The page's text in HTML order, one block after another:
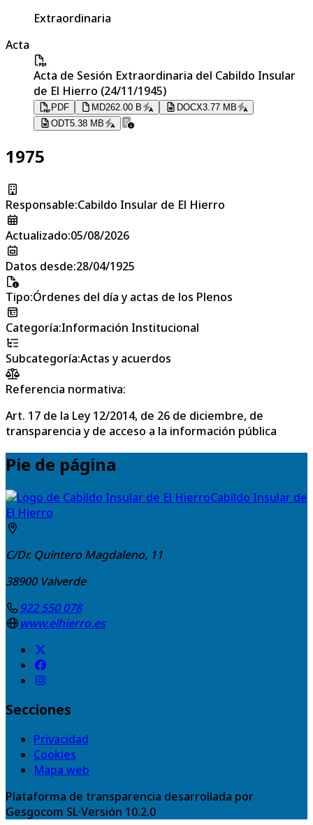
Extraordinaria
Acta
Acta de Sesión Extraordinaria del Cabildo Insular
de El Hierro (24/11/1945)
PDF MD262.00 B DOCX3.77 MB
ODT5.38 MB
1975
Responsable:Cabildo Insular de El Hierro
Actualizado:05/08/2026
Datos desde:28/04/1925
Tipo:Órdenes del día y actas de los Plenos
Categoría:Información Institucional
Subcategoría:Actas y acuerdos
Referencia normativa:
Art. 17 de la Ley 12/2014, de 26 de diciembre, de
transparencia y de acceso a la información pública
Pie de página
Cabildo Insular de
El Hierro
C/Dr. Quintero Magdaleno, 11
38900 Valverde
922 550 078
www.elhierro.es
Secciones
Privacidad
Cookies
Mapa web
Plataforma de transparencia desarrollada por
Gesgocom SL·Versión 10.2.0